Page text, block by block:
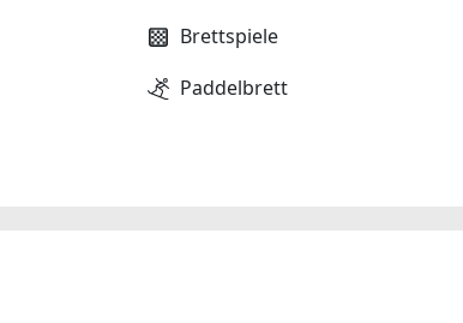
Brettspiele
Paddelbrett